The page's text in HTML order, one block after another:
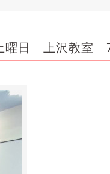
土曜日 上沢教